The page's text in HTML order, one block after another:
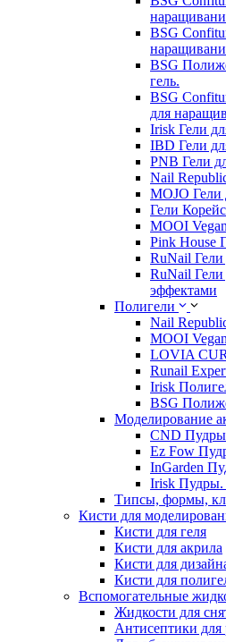
BSG
BSG
гель.
BSG
для
Irisk Гели
IBD Гели
PNB Гели
Nail
MOJO Гели
Гели
MOOI
Pink House
RuNail Гели
RuNail Гели
эффектами
Полигели
Nail
MOOI
LOVIA
Runail
Irisk
BSG
Моделирование
CND
Ez Fow
InGarden
Irisk
Типсы, формы,
Кисти для
Кисти для геля
Кисти для акрила
Кисти для
Кисти для
Вспомогательные
Жидкости для
Антисептики для